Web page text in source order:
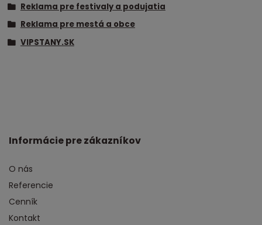
Reklama pre festivaly a podujatia
Reklama pre mestá a obce
VIPSTANY.SK
Informácie pre zákazníkov
O nás
Referencie
Cenník
Kontakt